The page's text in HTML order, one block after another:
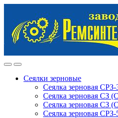
navigation
content
Сеялки зерновые
Сеялка зерновая СРЗ-
Сеялка зерновая СЗ
Сеялка зерновая СЗ
Сеялка зерновая СРЗ-